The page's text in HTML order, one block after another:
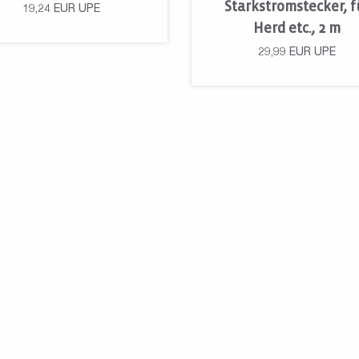
19,24 EUR UPE
Starkstromstecker,
Herd etc., 2 m
29,99 EUR UPE